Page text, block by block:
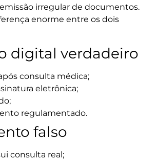
irregular de documentos.
enorme entre os dois
digital verdadeiro
consulta médica;
eletrônica;
regulamentado.
falso
consulta real;